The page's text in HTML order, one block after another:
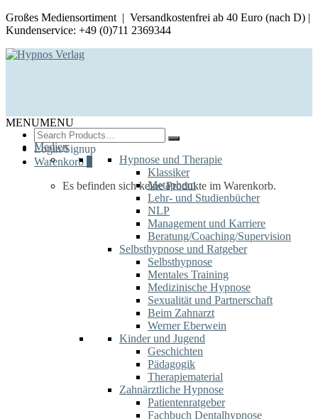
Großes Mediensortiment | Versandkostenfrei ab 40 Euro (nach D) |
Kundenservice: +49 (0)711 2369344
Search
for:
Login/Signup
Warenkorb
Es befinden sich keine Produkte im Warenkorb.
MENUMENU
Medien
Hypnose und Therapie
Klassiker
Metaphern
Lehr- und Studienbücher
NLP
Management und Karriere
Beratung/Coaching/Supervision
Selbsthypnose und Ratgeber
Selbsthypnose
Mentales Training
Medizinische Hypnose
Sexualität und Partnerschaft
Beim Zahnarzt
Werner Eberwein
Kinder und Jugend
Geschichten
Pädagogik
Therapiematerial
Zahnärztliche Hypnose
Patientenratgeber
Fachbuch Dentalhypnose